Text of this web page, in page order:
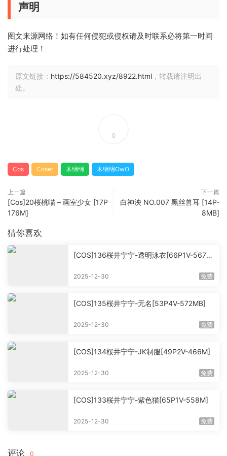
声明
图文来源网络！如有任何侵犯或侵权请及时联系必将第一时间
进行处理！
原文链接： https://584520.xyz/8922.html ，转载请注明出
处。
0
Cos Coser 木绵绵 木绵绵OwO
上一篇
[Cos]20桜桃喵 – 画室少女 [17P
176M]
下一篇
白神泱 NO.007 黑丝兽耳 [14P-
8MB]
猜你喜欢
[COS]136桜井宁宁-透明泳衣[66P1V-567M
2025-12-30 免费
[COS]135桜井宁宁-无名[53P4V-572MB]
2025-12-30 免费
[COS]134桜井宁宁-JK制服[49P2V-466M]
2025-12-30 免费
[COS]133桜井宁宁-紫色猫[65P1V-558M]
2025-12-30 免费
评论 0